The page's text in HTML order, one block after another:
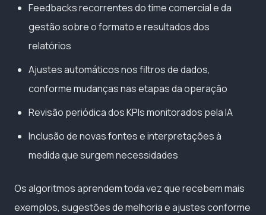
Feedbacks recorrentes do time comercial e da
gestão sobre o formato e resultados dos
relatórios
Ajustes automáticos nos filtros de dados,
conforme mudanças nas etapas da operação
Revisão periódica dos KPIs monitorados pela IA
Inclusão de novas fontes e interpretações à
medida que surgem necessidades
Os algoritmos aprendem toda vez que recebem mais
exemplos, sugestões de melhoria e ajustes conforme